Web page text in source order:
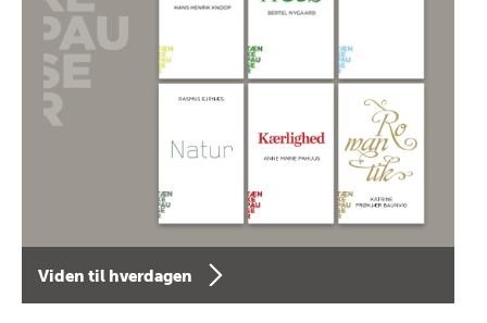
Viden til hverdagen